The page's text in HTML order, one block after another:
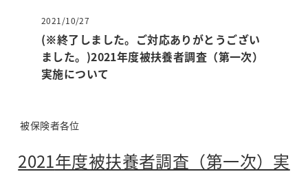
2021/10/27
(※終了しました。ご対応ありがとうござい
ました。)2021年度被扶養者調査（第一次）
実施について
被保険者各位
2021年度被扶養者調査（第一次）実